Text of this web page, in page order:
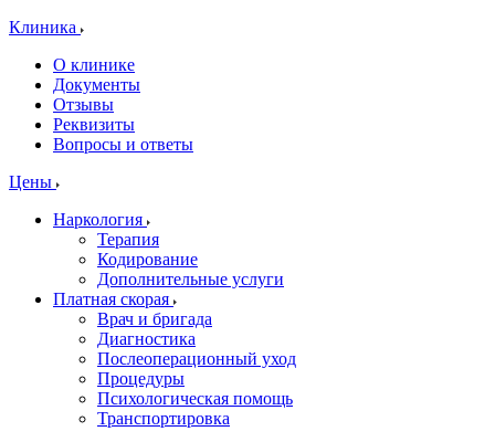
Клиника
О клинике
Документы
Отзывы
Реквизиты
Вопросы и ответы
Цены
Наркология
Терапия
Кодирование
Дополнительные услуги
Платная скорая
Врач и бригада
Диагностика
Послеоперационный уход
Процедуры
Психологическая помощь
Транспортировка